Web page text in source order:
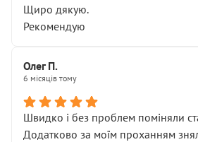
Щиро дякую.
Рекомендую
Олег П.
6 місяців тому
Швидко і без проблем поміняли
Додатково за моїм проханням